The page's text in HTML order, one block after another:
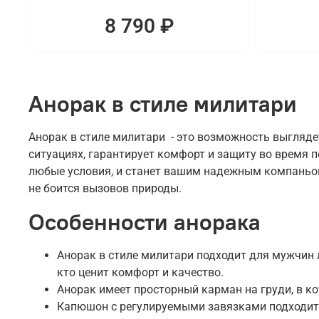
8 790 ₽
Анорак в стиле милитари
Анорак в стиле милитари - это возможность
ситуациях, гарантирует комфорт и защиту во
любые условия, и станет вашим надежным
не боится вызовов природы.
Особенности анорака
Анорак в стиле милитари подходит для мужчин
кто ценит комфорт и качество.
Анорак имеет просторный карман на груди, в
Капюшон с регулируемыми завязками